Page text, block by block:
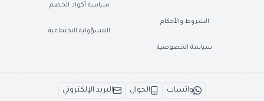
الشروط والأحكام
سياسة الخصوصية
سياسة أكواد الخصم
المسؤولية الاجتماعية
واتساب الجوال البريد الإلكتروني